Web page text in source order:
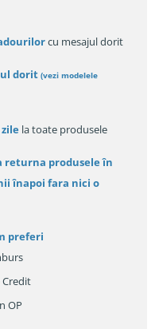
cu mesajul dorit
dorit (vezi modelele
zile la toate produsele
returna produsele în
înapoi fara nici o
preferi
Credit
OP